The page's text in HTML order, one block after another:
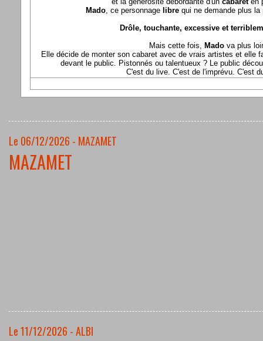
Mado, ce personnage librequi ne demande plus la
Drôle, touchante, excessive et
Mais cette fois, Mado va plus
Elle décide de monter son cabaret avec de vrais artistes et elle
devant le public. Pistonnés ou talentueux ? Le public
C'est du live. C'est de l'imprévu. C'est
Le 06/12/2026 - MAZAMET
MAZAMET
Le 11/12/2026 - ALBI